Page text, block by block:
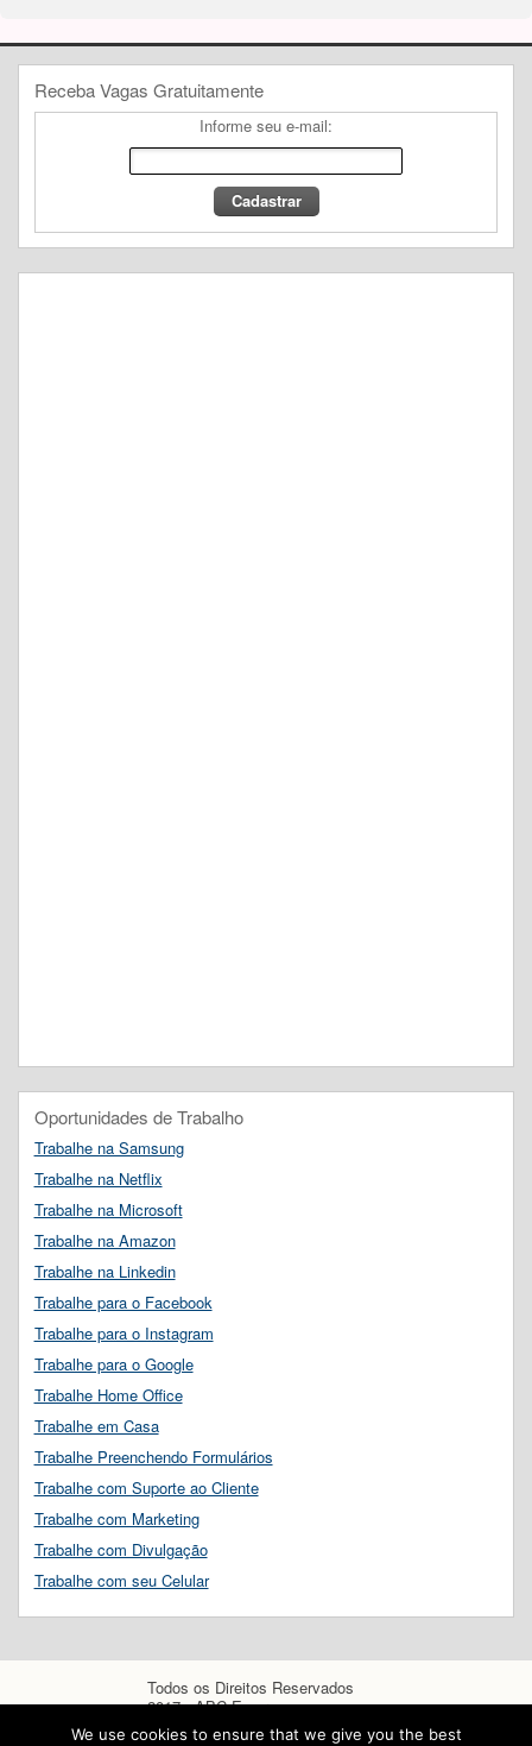
Receba Vagas Gratuitamente
Informe seu e-mail:
Oportunidades de Trabalho
Trabalhe na Samsung
Trabalhe na Netflix
Trabalhe na Microsoft
Trabalhe na Amazon
Trabalhe na Linkedin
Trabalhe para o Facebook
Trabalhe para o Instagram
Trabalhe para o Google
Trabalhe Home Office
Trabalhe em Casa
Trabalhe Preenchendo Formulários
Trabalhe com Suporte ao Cliente
Trabalhe com Marketing
Trabalhe com Divulgação
Trabalhe com seu Celular
Todos os Direitos Reservados
2017 - ABC Empregos
We use cookies to ensure that we give you the best